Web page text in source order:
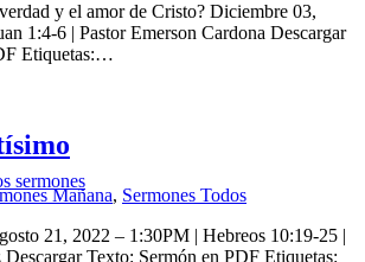
sermones
y el amor de Cristo? Diciembre 03,
1:4-6 | Pastor Emerson Cardona Descargar
Etiquetas:…
Mañana, Sermones Todos
21, 2022 – 1:30PM | Hebreos 10:19-25 |
Texto: Sermón en PDF Etiquetas: